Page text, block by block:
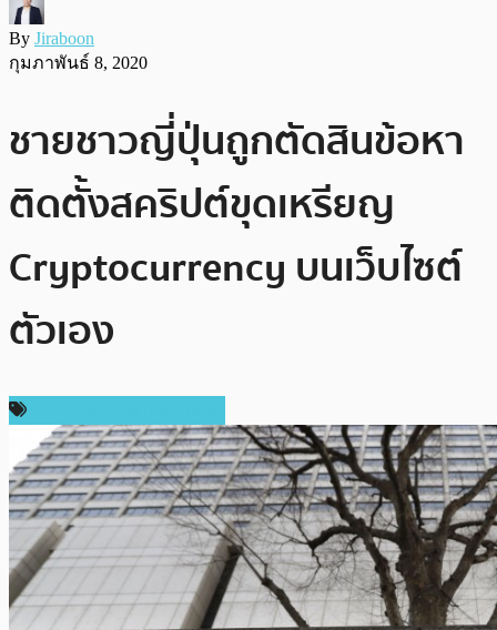
By Jiraboon
กุมภาพันธ์ 8, 2020
ชายชาวญี่ปุ่นถูกตัดสินข้อหา
ติดตั้งสคริปต์ขุดเหรียญ
Cryptocurrency บนเว็บไซต์
ตัวเอง